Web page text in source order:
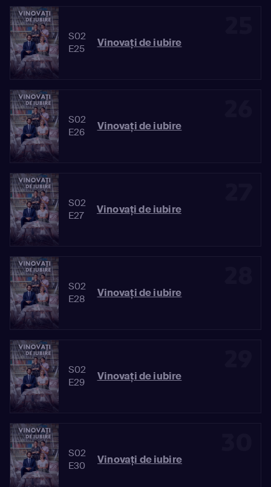
S02
E25
Vinovaţi de iubire
S02
E26
Vinovaţi de iubire
S02
E27
Vinovaţi de iubire
S02
E28
Vinovaţi de iubire
S02
E29
Vinovaţi de iubire
S02
E30
Vinovaţi de iubire